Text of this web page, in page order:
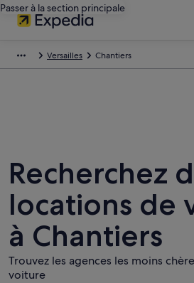
Passer à la section principale
Versailles Chantiers
Recherchez
locations de
à Chantiers
Trouvez les agences les moins
voiture